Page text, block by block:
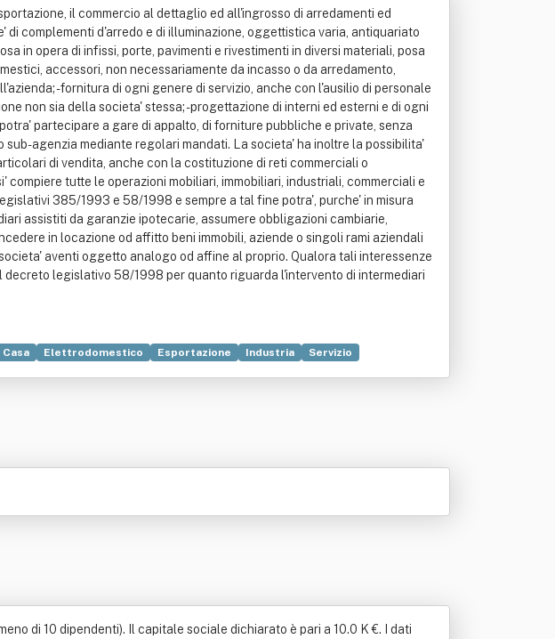
il commercio al dettaglio ed all'ingrosso di arredamenti ed
complementi d'arredo e di illuminazione, oggettistica varia, antiquariato
in opera di infissi, porte, pavimenti e rivestimenti in diversi materiali, posa
accessori, non necessariamente da incasso o da arredamento,
- fornitura di ogni genere di servizio, anche con l'ausilio di personale
non sia della societa' stessa; - progettazione di interni ed esterni e di ogni
partecipare a gare di appalto, di forniture pubbliche e private, senza
agenzia mediante regolari mandati. La societa' ha inoltre la possibilita'
di vendita, anche con la costituzione di reti commerciali o
tutte le operazioni mobiliari, immobiliari, industriali, commerciali e
385/1993 e 58/1998 e sempre a tal fine potra', purche' in misura
assistiti da garanzie ipotecarie, assumere obbligazioni cambiarie,
in locazione od affitto beni immobili, aziende o singoli rami aziendali
aventi oggetto analogo od affine al proprio. Qualora tali interessenze
legislativo 58/1998 per quanto riguarda l'intervento di intermediari
Casa Elettrodomestico Esportazione Industria Servizio
di 10 dipendenti). Il capitale sociale dichiarato è pari a 10.0 K €. I dati